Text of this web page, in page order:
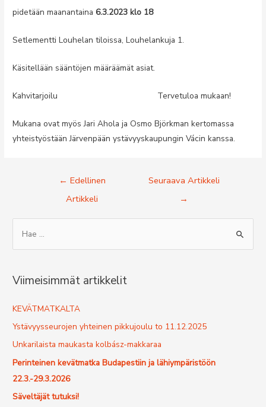
pidetään maanantaina 6.3.2023 klo 18
Setlementti Louhelan tiloissa, Louhelankuja 1.
Käsitellään sääntöjen määräämät asiat.
Kahvitarjoilu Tervetuloa mukaan!
Mukana ovat myös Jari Ahola ja Osmo Björkman kertomassa
yhteistyöstään Järvenpään ystävyyskaupungin Vácin kanssa.
Artikkelien
← Edellinen
Artikkeli
Seuraava Artikkeli
→
r
h
f
Viimeisimmät artikkelit
KEVÄTMATKALTA
Ystävyysseurojen yhteinen pikkujoulu to 11.12.2025
Unkarilaista maukasta kolbász-makkaraa
Perinteinen kevätmatka Budapestiin ja lähiympäristöön
22.3.-29.3.2026
Säveltäjät tutuksi!